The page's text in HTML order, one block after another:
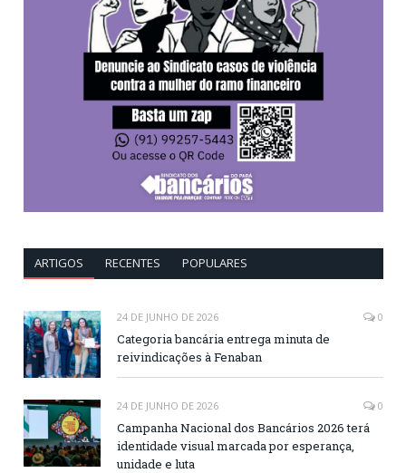
ARTIGOS RECENTES POPULARES
24 DE JUNHO DE 2026 0
Categoria bancária entrega minuta de
reivindicações à Fenaban
24 DE JUNHO DE 2026 0
Campanha Nacional dos Bancários 2026 terá
identidade visual marcada por esperança,
unidade e luta